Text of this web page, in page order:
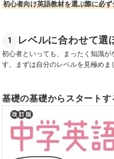
初心者向け英語教材を選ぶ際に必
1 レベルに合わせて選
初心者といっても、まったく知識
す。まずは自分のレベルを見極めま
基礎の基礎からスタート